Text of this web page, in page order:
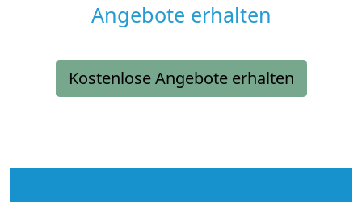
Angebote erhalten
Kostenlose Angebote erhalten